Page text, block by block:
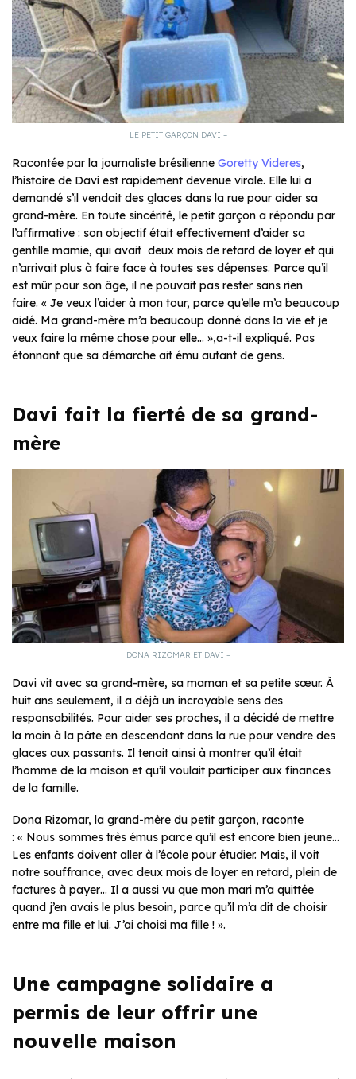
LE PETIT GARÇON DAVI –
Racontée par la journaliste brésilienne Goretty Videres,
l’histoire de Davi est rapidement devenue virale. Elle lui a
demandé s’il vendait des glaces dans la rue pour aider sa
grand-mère. En toute sincérité, le petit garçon a répondu par
l’affirmative : son objectif était effectivement d’aider sa
gentille mamie, qui avait deux mois de retard de loyer et qui
n’arrivait plus à faire face à toutes ses dépenses. Parce qu’il
est mûr pour son âge, il ne pouvait pas rester sans rien
faire. « Je veux l’aider à mon tour, parce qu’elle m’a beaucoup
aidé. Ma grand-mère m’a beaucoup donné dans la vie et je
veux faire la même chose pour elle… »,a-t-il expliqué. Pas
étonnant que sa démarche ait ému autant de gens.
Davi fait la fierté de sa grand-
mère
DONA RIZOMAR ET DAVI –
Davi vit avec sa grand-mère, sa maman et sa petite sœur. À
huit ans seulement, il a déjà un incroyable sens des
responsabilités. Pour aider ses proches, il a décidé de mettre
la main à la pâte en descendant dans la rue pour vendre des
glaces aux passants. Il tenait ainsi à montrer qu’il était
l’homme de la maison et qu’il voulait participer aux finances
de la famille.
Dona Rizomar, la grand-mère du petit garçon, raconte
: « Nous sommes très émus parce qu’il est encore bien jeune…
Les enfants doivent aller à l’école pour étudier. Mais, il voit
notre souffrance, avec deux mois de loyer en retard, plein de
factures à payer… Il a aussi vu que mon mari m’a quittée
quand j’en avais le plus besoin, parce qu’il m’a dit de choisir
entre ma fille et lui. J’ai choisi ma fille ! ».
Une campagne solidaire a
permis de leur offrir une
nouvelle maison